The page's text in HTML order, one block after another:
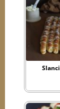
Slanci